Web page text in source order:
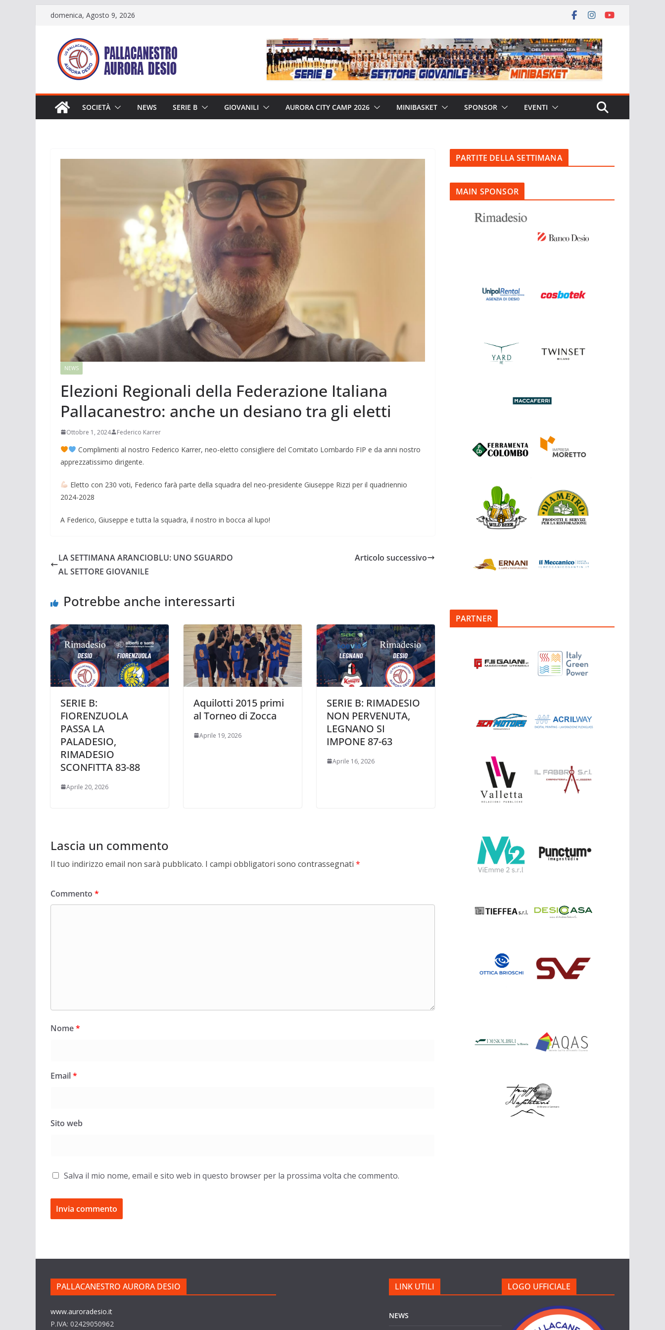
Salta
contenuto
domenica, Agosto 9, 2026
SOCIETÀ NEWS SERIE B GIOVANILI AURORA CITY CAMP 2026 MINIBASKET SPONSOR EVENTI
NEWS
Elezioni Regionali della Federazione Italiana
Pallacanestro: anche un desiano tra gli eletti
Ottobre 1, 2024 Federico Karrer
Complimenti al nostro Federico Karrer, neo-eletto consigliere del Comitato Lombardo FIP e da anni nostro
apprezzatissimo dirigente.
Eletto con 230 voti, Federico farà parte della squadra del neo-presidente Giuseppe Rizzi per il quadriennio
2024-2028
A Federico, Giuseppe e tutta la squadra, il nostro in bocca al lupo!
LA SETTIMANA ARANCIOBLU: UNO SGUARDO
AL SETTORE GIOVANILE
Articolo successivo
Potrebbe anche interessarti
SERIE B:
FIORENZUOLA
PASSA LA
PALADESIO,
RIMADESIO
SCONFITTA 83-88
Aprile 20, 2026
Aquilotti 2015 primi
al Torneo di Zocca
Aprile 19, 2026
SERIE B: RIMADESIO
NON PERVENUTA,
LEGNANO SI
IMPONE 87-63
Aprile 16, 2026
Lascia un commento
Il tuo indirizzo email non sarà pubblicato. I campi obbligatori sono contrassegnati *
Commento *
Nome*
Email*
Sito web
Salva il mio nome, email e sito web in questo browser per la prossima volta che commento.
PARTITE DELLA SETTIMANA
MAIN SPONSOR
PARTNER
PALLACANESTRO AURORA DESIO
www.auroradesio.it
P.IVA: 02429050962
LINK UTILI
NEWS
LOGO UFFICIALE